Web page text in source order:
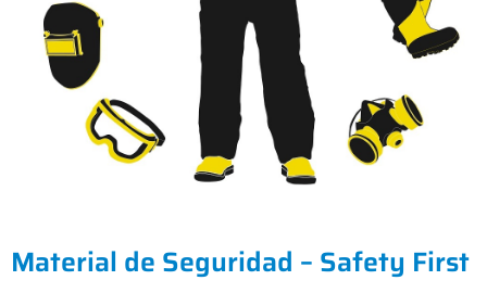
Material de Seguridad – Safety First